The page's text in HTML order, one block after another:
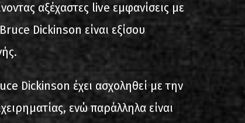
αξέχαστες live εμφανίσεις με
Dickinson είναι εξίσου
Dickinson έχει ασχοληθεί με την
ενώ παράλληλα είναι